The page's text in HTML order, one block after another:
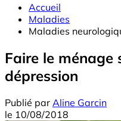
Accueil
Maladies
Maladies
Faire le ménage
dépression
Publié par Aline Garcin
le 10/08/2018